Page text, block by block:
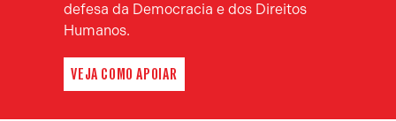
defesa da Democracia e dos Direitos
Humanos.
VEJA COMO APOIAR